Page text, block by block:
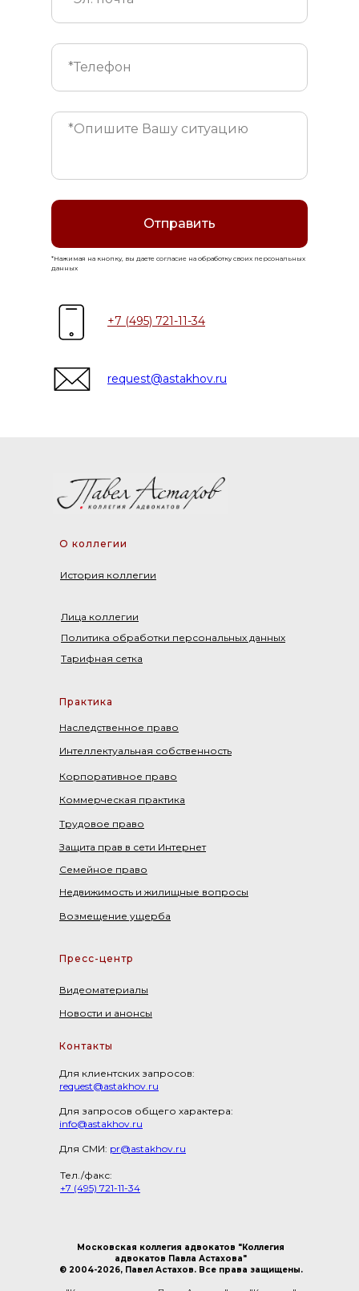
request@astakhov.ru
+7 (495) 721-11-34
Отправить
*Нажимая на кнопку, вы даете согласие на обработку своих персональных
данных
О коллегии
История коллегии
Лица коллегии
Политика обработки персональных данных
Тарифная сетка
Практика
Интеллектуальная собственность
Корпоративное право
Коммерческая практика
Трудовое право
Защита прав в сети Интернет
Семейное право
Наследственное право
Недвижимость и жилищные вопросы
Возмещение ущерба
Пресс-центр
Видеоматериалы
Новости и анонсы
Контакты
Для клиентских запросов:
request@astakhov.ru
Для запросов общего характера:
info@astakhov.ru
Для СМИ: pr@astakhov.ru
Тел./факс:
+7 (495) 721-11-34
Московская коллегия адвокатов "Коллегия
адвокатов Павла Астахова"
© 2004-2026, Павел Астахов. Все права защищены.